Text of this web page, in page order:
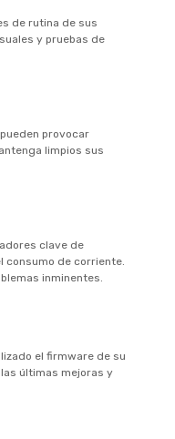
de rutina de sus
y pruebas de
provocar
limpios sus
clave de
consumo de corriente.
inminentes.
el firmware de su
últimas mejoras y